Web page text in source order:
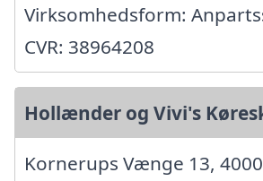
Virksomhedsform:
CVR: 38964208
Hollænder og Vivi's
Kornerups Vænge 13,